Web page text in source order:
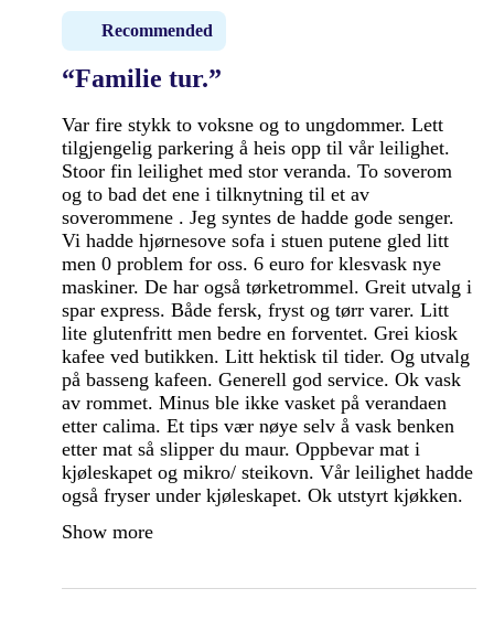
Recommended
“Familie tur.”
Var fire stykk to voksne og to ungdommer. Lett
tilgjengelig parkering å heis opp til vår leilighet.
Stoor fin leilighet med stor veranda. To soverom
og to bad det ene i tilknytning til et av
soverommene . Jeg syntes de hadde gode senger.
Vi hadde hjørnesove sofa i stuen putene gled litt
men 0 problem for oss. 6 euro for klesvask nye
maskiner. De har også tørketrommel. Greit utvalg i
spar express. Både fersk, fryst og tørr varer. Litt
lite glutenfritt men bedre en forventet. Grei kiosk
kafee ved butikken. Litt hektisk til tider. Og utvalg
på basseng kafeen. Generell god service. Ok vask
av rommet. Minus ble ikke vasket på verandaen
etter calima. Et tips vær nøye selv å vask benken
etter mat så slipper du maur. Oppbevar mat i
kjøleskapet og mikro/ steikovn. Vår leilighet hadde
også fryser under kjøleskapet. Ok utstyrt kjøkken.
Show more